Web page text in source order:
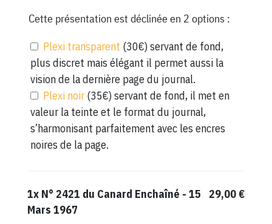
Cette présentation est déclinée en 2 options :
Plexi transparent (30€) servant de fond,
plus discret mais élégant il permet aussi la
vision de la dernière page du journal.
Plexi noir (35€) servant de fond, il met en
valeur la teinte et le format du journal,
s’harmonisant parfaitement avec les encres
noires de la page.
1x N° 2421 du Canard Enchaîné - 15
Mars 1967
29,00 €